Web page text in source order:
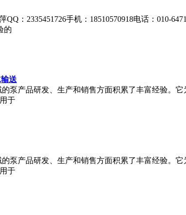
：2335451726手机：18510570918电话：010-
的
送
泵产品研发、生产和销售方面积累了丰富经验。
于
泵产品研发、生产和销售方面积累了丰富经验。
于